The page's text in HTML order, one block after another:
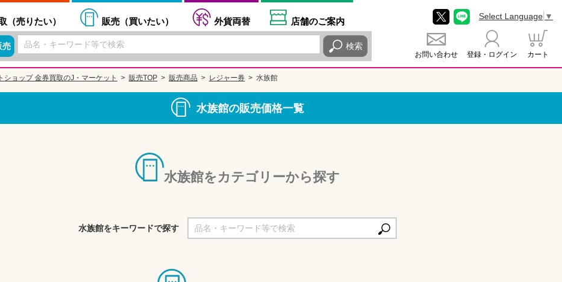
（売りたい） 販売（買いたい） 外貨両替 店舗のご案内
売 検索
お問い合わせ 登録・ログイン カート
Select Language ▼
ショップ 金券買取のJ・マーケット 販売TOP 販売商品 レジャー券 水族館
水族館の販売価格一覧
水族館をカテゴリーから探す
水族館をキーワードで探す